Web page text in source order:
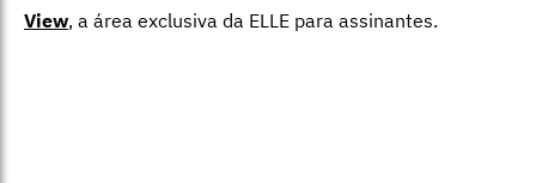
View, a área exclusiva da ELLE para assinantes.